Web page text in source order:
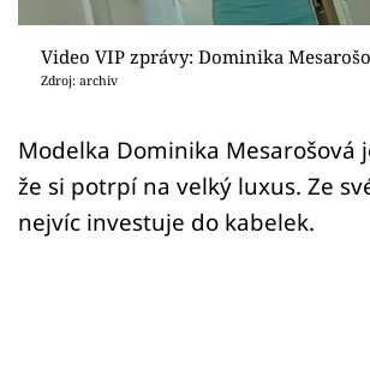
Sledujte prima+
Přihlášení
Sledujte nás
Video VIP zprávy: Dominika
Zdroj: archiv
Modelka Dominika Mesarošová
že si potrpí na velký luxus. Ze
nejvíc investuje do kabelek.